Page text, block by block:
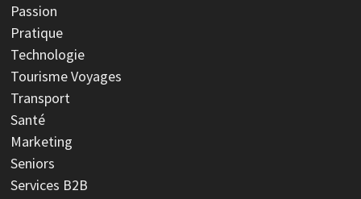
Passion
Pratique
Technologie
Tourisme Voyages
Transport
Santé
Marketing
Seniors
Services B2B